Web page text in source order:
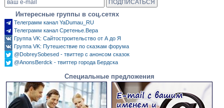
Интересные группы в соц.сетях
Телеграмм канал YaDumau_RU
Телеграмм канал Сретенье.Вера
Группа VK: Сайтостроительство от А до Я
Группа VK: Путешествие по сказкам форума
@DobreySobesed - твиттер с анонсом сказок
@AnonsBerdck - твиттер города Бердска
Специальные предложения